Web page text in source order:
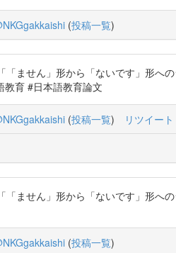
(投稿一覧)
「ません」形から「ないです」形
育 #日本語教育論文
(投稿一覧) リツイー
「ません」形から「ないです」形
(投稿一覧)